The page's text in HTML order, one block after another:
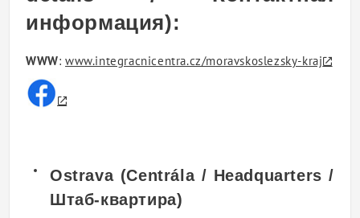
информация):
WWW:www.integracnicentra.cz/moravskoslezsky-kraj
Ostrava (Centrála / Headquarters /
Штаб-квартира)